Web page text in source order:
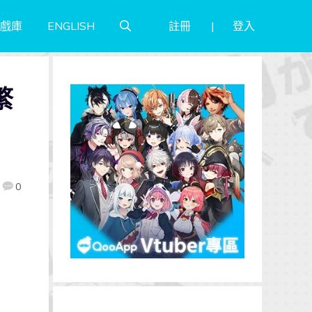
庫 ENGLISH 註冊 登入
0